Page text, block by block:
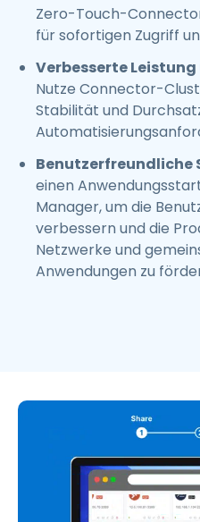
Zero-Touch-
für sofortigen Zugriff
Verbesserte
Nutze Connector-
Stabilität und
Benutzerfreundliche
einen
Manager, um die
verbessern und die
Netzwerke und
Anwendungen zu